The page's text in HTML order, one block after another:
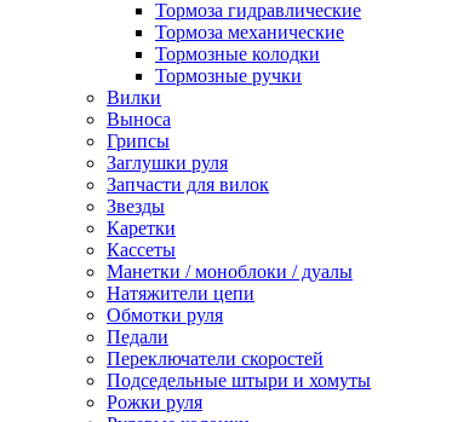
Тормоза гидравлические
Тормоза механические
Тормозные колодки
Тормозные ручки
Вилки
Выноса
Грипсы
Заглушки руля
Запчасти для вилок
Звезды
Каретки
Кассеты
Манетки / моноблоки / дуалы
Натяжители цепи
Обмотки руля
Педали
Переключатели скоростей
Подседельные штыри и хомуты
Рожки руля